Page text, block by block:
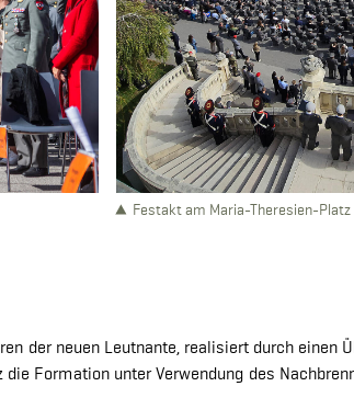
Festakt am Maria-Theresien-Platz
der neuen Leutnante, realisiert durch einen
Formation unter Verwendung des